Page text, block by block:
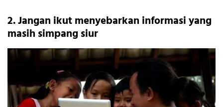
2. Jangan ikut menyebarkan informasi yang
masih simpang siur